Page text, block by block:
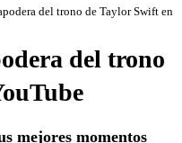
del trono de Taylor Swift en
del trono
mejores momentos